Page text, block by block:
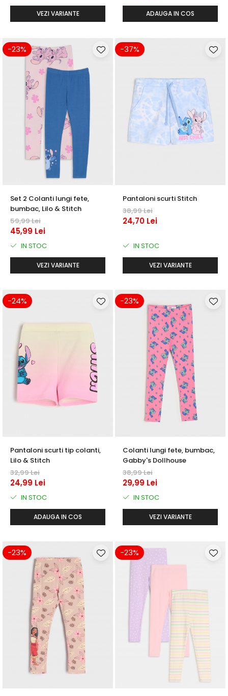
VEZI VARIANTE ADAUGA IN COS
-23%
Set 2 Colanti lungi fete,
bumbac, Lilo & Stitch
59,99 Lei
45,99 Lei
IN STOC
VEZI VARIANTE
-37%
Pantaloni scurti Stitch
38,99 Lei
24,70 Lei
IN STOC
VEZI VARIANTE
-24%
Pantaloni scurti tip colanti,
Lilo & Stitch
32,99 Lei
24,99 Lei
IN STOC
ADAUGA IN COS
-23%
Colanti lungi fete, bumbac,
Gabby's Dollhouse
38,99 Lei
29,99 Lei
IN STOC
VEZI VARIANTE
-23% -23%